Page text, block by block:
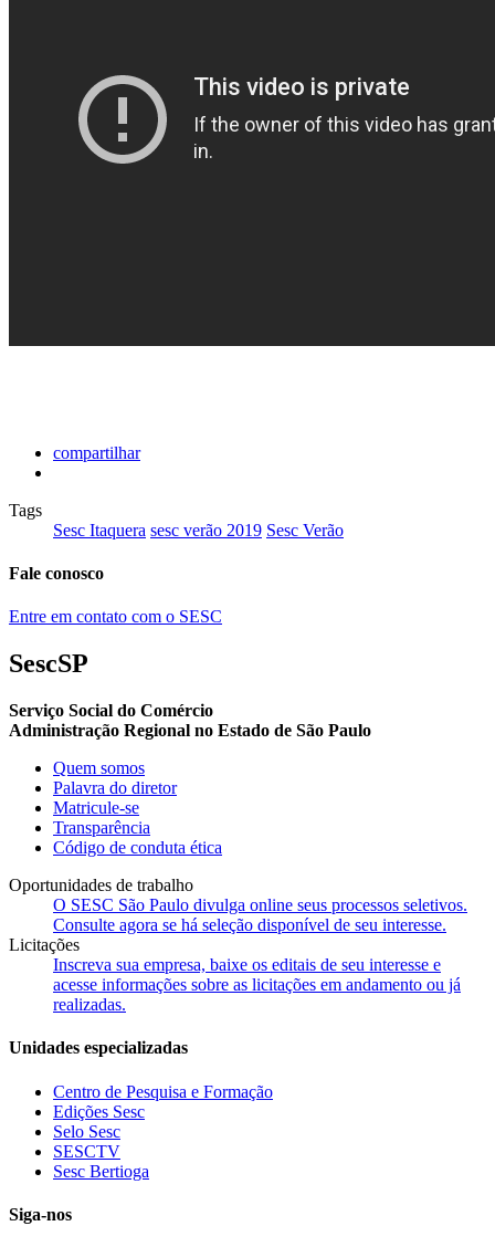
compartilhar
Tags
Sesc Itaquera sesc verão 2019 Sesc Verão
Fale conosco
Entre em contato com o SESC
SescSP
Serviço Social do Comércio
Administração Regional no Estado de São Paulo
Quem somos
Palavra do diretor
Matricule-se
Transparência
Código de conduta ética
Oportunidades de trabalho
O SESC São Paulo divulga online seus processos seletivos.
Consulte agora se há seleção disponível de seu interesse.
Licitações
Inscreva sua empresa, baixe os editais de seu interesse e
acesse informações sobre as licitações em andamento ou já
realizadas.
Unidades especializadas
Centro de Pesquisa e Formação
Edições Sesc
Selo Sesc
SESCTV
Sesc Bertioga
Siga-nos